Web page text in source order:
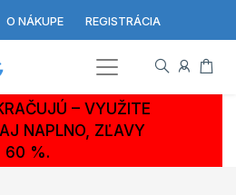
O NÁKUPE REGISTRÁCIA
– VYUŽITE
NAPLNO, ZĽAVY
60 %.